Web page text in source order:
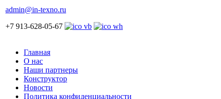
admin@in-texno.ru
+7 913-628-05-67
Главная
О нас
Наши партнеры
Конструктор
Новости
Политика конфиденциальности